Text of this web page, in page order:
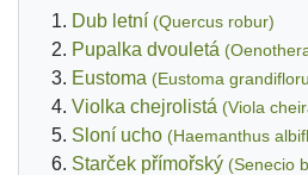
Dub letní (Quercus robur)
Pupalka dvouletá
Eustoma (Eustoma
Violka chejrolistá (Viola
Sloní ucho (Haemanthus
Starček přímořský (Senecio